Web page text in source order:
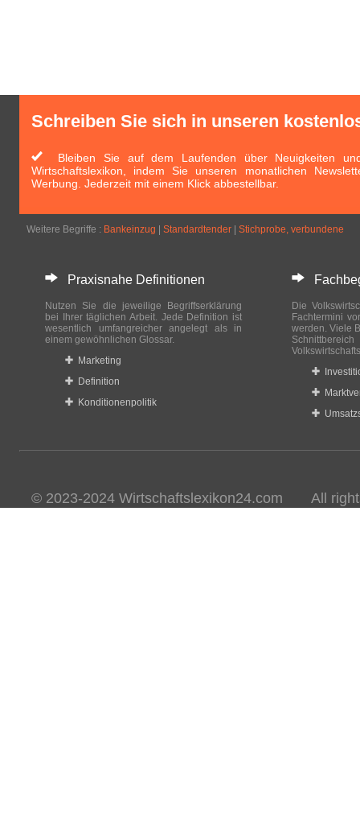
Schreiben Sie sich in unseren
Bleiben Sie auf dem Laufenden über Neuigkeiten
Wirtschaftslexikon, indem Sie unseren monatlichen
Werbung. Jederzeit mit einem Klick abbestellbar.
Weitere Begriffe : Bankeinzug Standardtender Stichprobe, verbundene
Praxisnahe Definitionen
Nutzen Sie die jeweilige Begriffserklärung
bei Ihrer täglichen Arbeit. Jede Definition ist
wesentlich umfangreicher angelegt als in
einem gewöhnlichen Glossar.
Marketing
Definition
Konditionenpolitik
Die
Fachtermini
werden. Viele
© 2023-2024 Wirtschaftslexikon24.com All